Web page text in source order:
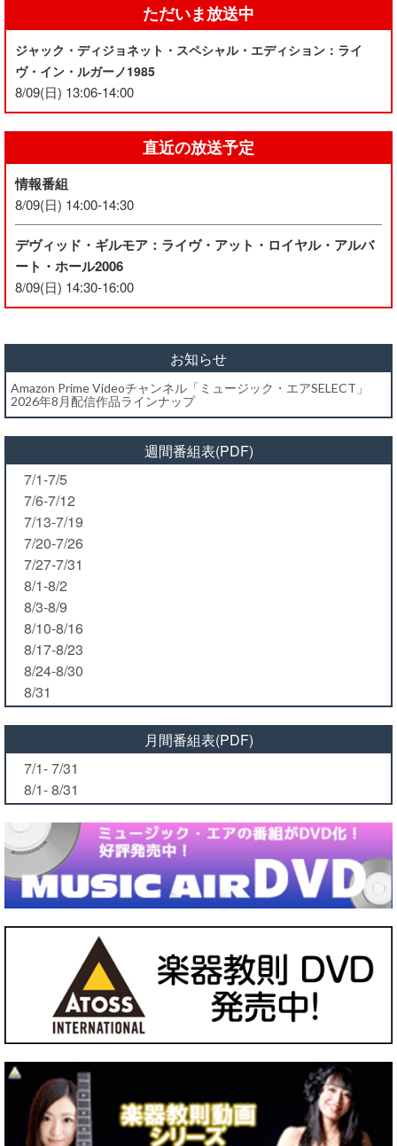
ただいま放送中
ジャック・ディジョネット・スペシャル・エディション：ライ
ヴ・イン・ルガーノ1985
8/09(日) 13:06-14:00
直近の放送予定
情報番組
8/09(日) 14:00-14:30
デヴィッド・ギルモア：ライヴ・アット・ロイヤル・アルバ
ート・ホール2006
8/09(日) 14:30-16:00
お知らせ
Amazon Prime Videoチャンネル「ミュージック・エアSELECT」
2026年8月配信作品ラインナップ
週間番組表(PDF)
7/1-7/5
7/6-7/12
7/13-7/19
7/20-7/26
7/27-7/31
8/1-8/2
8/3-8/9
8/10-8/16
8/17-8/23
8/24-8/30
8/31
月間番組表(PDF)
7/1- 7/31
8/1- 8/31